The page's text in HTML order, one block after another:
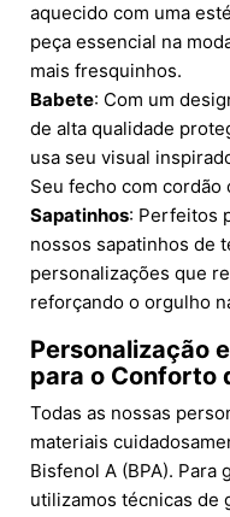
aquecido com uma
peça essencial na
mais fresquinhos.
Babete: Com um
de alta qualidade
usa seu visual
Seu fecho com
Sapatinhos: Perfeitos
nossos sapatinhos de
personalizações que
reforçando o orgulho
Personalização
para o Conforto
Todas as nossas
materiais
Bisfenol A (BPA). Para
utilizamos técnicas de